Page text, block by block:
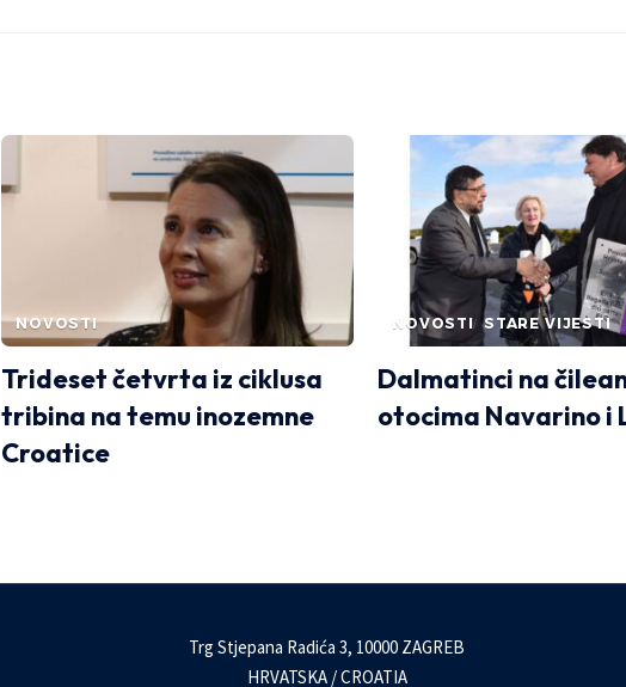
NOVOSTI
Trideset četvrta iz ciklusa
tribina na temu inozemne
Croatice
NOVOSTI STARE VIJESTI
Dalmatinci na
otocima Navarino i
Trg Stjepana Radića 3, 10000 ZAGREB
HRVATSKA / CROATIA